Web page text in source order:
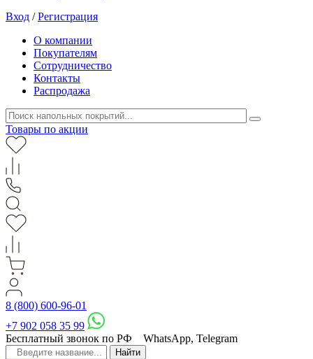
Вход /Регистрация
О компании
Покупателям
Сотрудничество
Контакты
Распродажа
Товары по акции
8 (800) 600-96-01
+7 902 058 35 99
Бесплатный звонок по РФ
WhatsApp, Telegram